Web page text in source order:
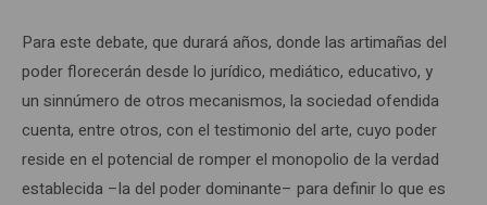
Para este debate, que durará años, donde las artimañas del
poder florecerán desde lo jurídico, mediático, educativo, y
un sinnúmero de otros mecanismos, la sociedad ofendida
cuenta, entre otros, con el testimonio del arte, cuyo poder
reside en el potencial de romper el monopolio de la verdad
establecida –la del poder dominante– para definir lo que es